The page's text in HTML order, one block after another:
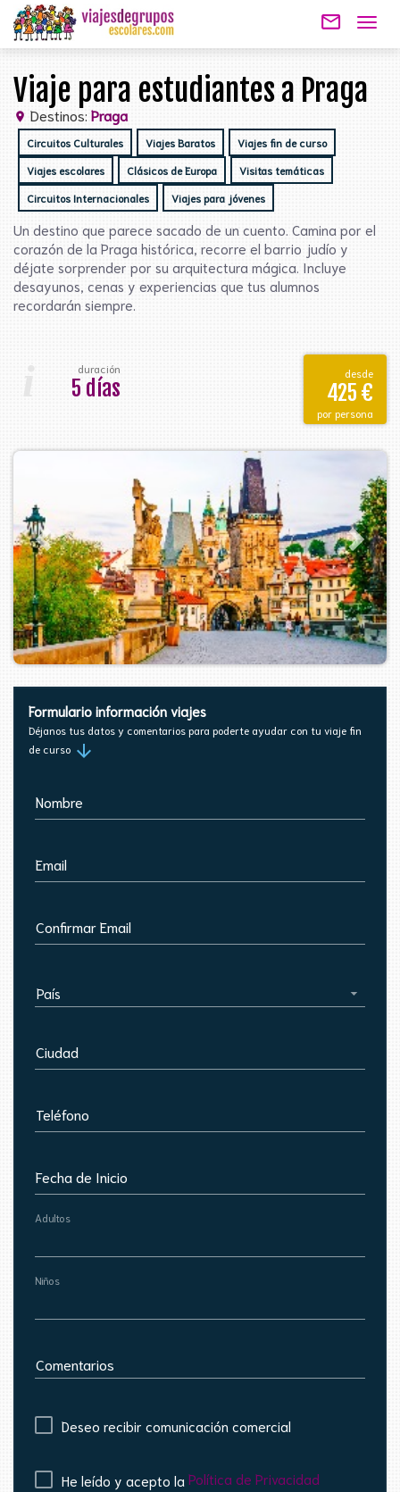
mail_outline
Viaje para estudiantes a Praga
location_on Destinos: Praga
Circuitos Culturales Viajes Baratos Viajes fin de curso
Viajes escolares Clásicos de Europa Visitas temáticas
Circuitos Internacionales Viajes para jóvenes
Un destino que parece sacado de un cuento. Camina por el
corazón de la Praga histórica, recorre el barrio judío y
déjate sorprender por su arquitectura mágica. Incluye
desayunos, cenas y experiencias que tus alumnos
recordarán siempre.
duración
5 días
desde
425 €
por persona
Formulario información viajes
Déjanos tus datos y comentarios para poderte ayudar con tu viaje fin
de curso arrow_downward
Nombre
Email
Confirmar Email
País
Ciudad
Teléfono
Fecha de Inicio
Adultos
Niños
Comentarios
Deseo recibir comunicación comercial
He leído y acepto la Política de Privacidad